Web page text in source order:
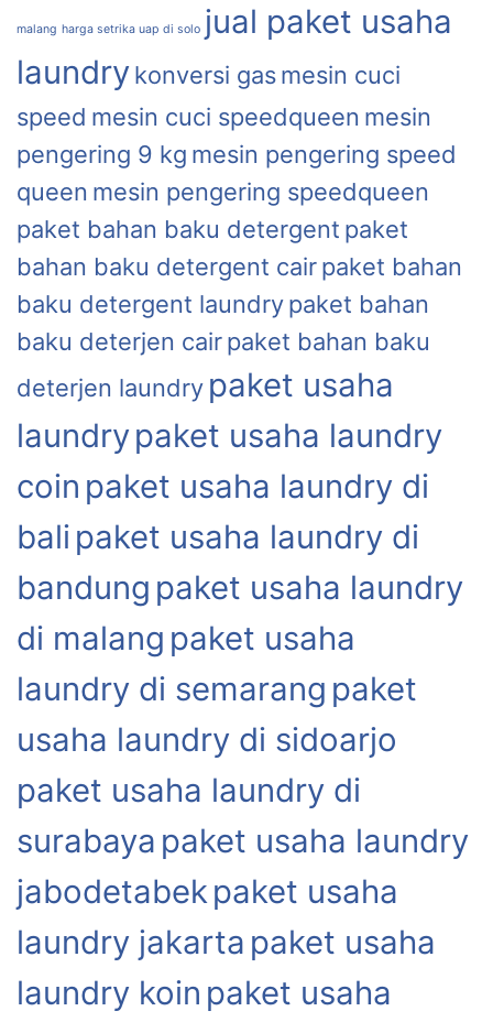
malang harga setrika uap di solo jual paket usaha
laundrykonversi gasmesin cuci
speed mesin cuci speedqueen mesin
pengering 9 kg mesin pengering speed
queen mesin pengering speedqueen
paket bahan baku detergent paket
bahan baku detergent cairpaket bahan
baku detergent laundrypaket bahan
baku deterjen cairpaket bahan baku
deterjen laundry paket usaha
laundrypaket usaha laundry
coin paket usaha laundry di
bali paket usaha laundry di
bandung paket usaha laundry
di malang paket usaha
laundry di semarang paket
usaha laundry di sidoarjo
paket usaha laundry di
surabaya paket usaha laundry
jabodetabek paket usaha
laundry jakarta paket usaha
laundry koin paket usaha